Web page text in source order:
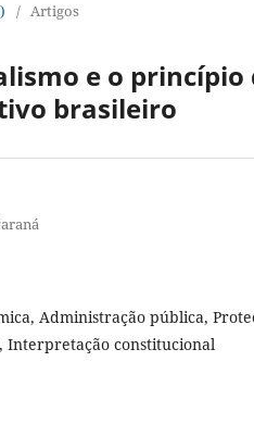
/ Artigos
e o
brasileiro
Administração pública,
Interpretação constitucional